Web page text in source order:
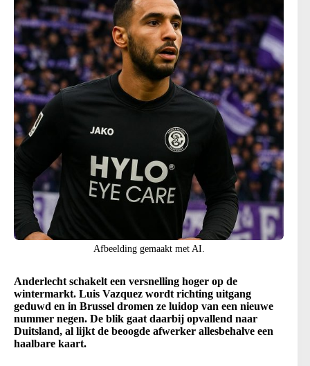
Afbeelding gemaakt met AI.
Anderlecht schakelt een versnelling hoger op de
wintermarkt. Luis Vazquez wordt richting uitgang
geduwd en in Brussel dromen ze luidop van een nieuwe
nummer negen. De blik gaat daarbij opvallend naar
Duitsland, al lijkt de beoogde afwerker allesbehalve een
haalbare kaart.